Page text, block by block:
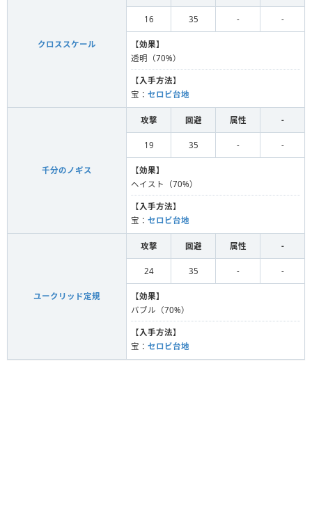
クロススケール
16 35 - -
【効果】
透明（70%）
【入手方法】
宝： セロビ台地
千分のノギス
攻撃 回避 属性 -
19 35 - -
【効果】
ヘイスト（70%）
【入手方法】
宝： セロビ台地
ユークリッド定規
攻撃 回避 属性 -
24 35 - -
【効果】
バブル（70%）
【入手方法】
宝： セロビ台地